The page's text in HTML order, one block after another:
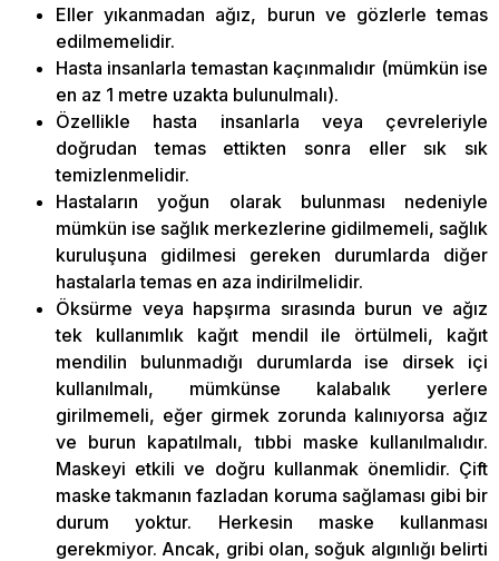
Eller yıkanmadan ağız, burun ve gözlerle temas
edilmemelidir.
Hasta insanlarla temastan kaçınmalıdır (mümkün ise
en az 1 metre uzakta bulunulmalı).
Özellikle hasta insanlarla veya çevreleriyle
doğrudan temas ettikten sonra eller sık sık
temizlenmelidir.
Hastaların yoğun olarak bulunması nedeniyle
mümkün ise sağlık merkezlerine gidilmemeli, sağlık
kuruluşuna gidilmesi gereken durumlarda diğer
hastalarla temas en aza indirilmelidir.
Öksürme veya hapşırma sırasında burun ve ağız
tek kullanımlık kağıt mendil ile örtülmeli, kağıt
mendilin bulunmadığı durumlarda ise dirsek içi
kullanılmalı, mümkünse kalabalık yerlere
girilmemeli, eğer girmek zorunda kalınıyorsa ağız
ve burun kapatılmalı, tıbbi maske kullanılmalıdır.
Maskeyi etkili ve doğru kullanmak önemlidir. Çift
maske takmanın fazladan koruma sağlaması gibi bir
durum yoktur. Herkesin maske kullanması
gerekmiyor. Ancak, gribi olan, soğuk algınlığı belirti